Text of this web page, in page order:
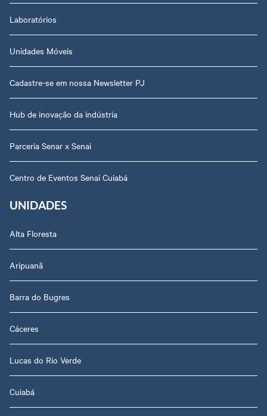
Laboratórios
Unidades Móveis
Cadastre-se em nossa Newsletter PJ
Hub de inovação da indústria
Parceria Senar x Senai
Centro de Eventos Senai Cuiabá
UNIDADES
Alta Floresta
Aripuanã
Barra do Bugres
Cáceres
Lucas do Rio Verde
Cuiabá